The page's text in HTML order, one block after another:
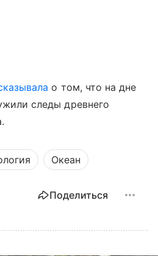
о том, что на дне
следы древнего
Океан
Поделиться